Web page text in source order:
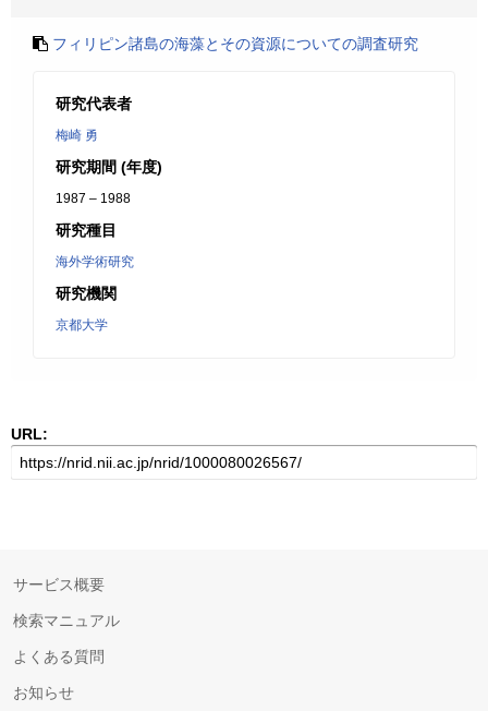
フィリピン諸島の海藻とその資源についての調査研究
研究代表者
梅崎 勇
研究期間 (年度)
1987 – 1988
研究種目
海外学術研究
研究機関
京都大学
URL:
サービス概要
検索マニュアル
よくある質問
お知らせ